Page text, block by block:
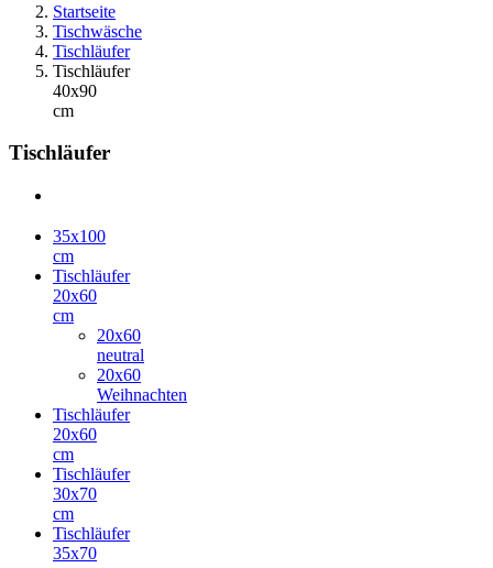
Startseite
Tischwäsche
Tischläufer
Tischläufer
40x90
cm
Tischläufer
35x100
cm
Tischläufer
20x60
cm
20x60
neutral
20x60
Weihnachten
Tischläufer
20x60
cm
Tischläufer
30x70
cm
Tischläufer
35x70